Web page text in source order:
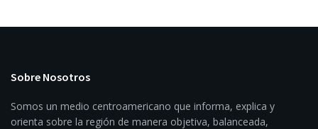
Sobre Nosotros
Somos un medio centroamericano que informa, explica y
orienta sobre la región de manera objetiva, balanceada,